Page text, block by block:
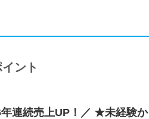
ント
連続売上UP！／ ★未経験